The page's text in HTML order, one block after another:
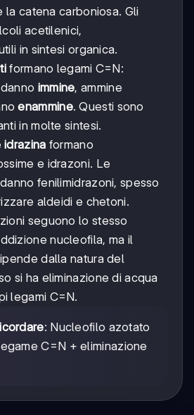
la catena carboniosa. Gli
acetilenici,
in sintesi organica.
formano legami C=N:
immine, ammine
enammine. Questi sono
in molte sintesi.
idrazina formano
e idrazoni. Le
fenilimidrazoni, spesso
aldeidi e chetoni.
seguono lo stesso
nucleofila, ma il
dalla natura del
si ha eliminazione di acqua
legami C=N.
: Nucleofilo azotato
C=N + eliminazione